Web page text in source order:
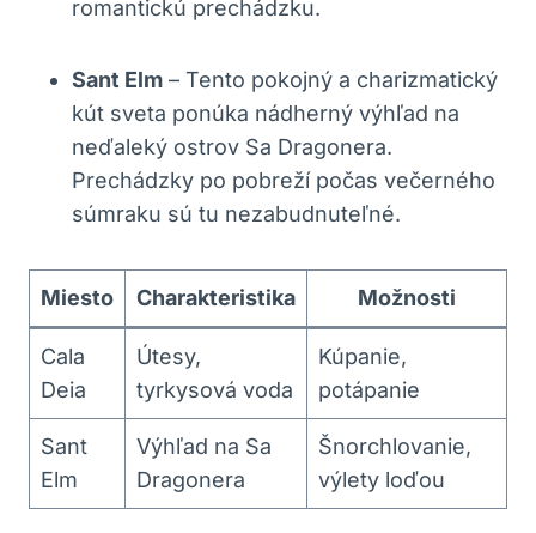
romantickú prechádzku.
Sant Elm – Tento pokojný a charizmatický
kút sveta ponúka nádherný výhľad na
neďaleký ostrov Sa Dragonera.
Prechádzky po pobreží počas večerného
súmraku sú tu nezabudnuteľné.
Miesto Charakteristika Možnosti
Cala
Deia
Útesy,
tyrkysová voda
Kúpanie,
potápanie
Sant
Elm
Výhľad na Sa
Dragonera
Šnorchlovanie,
výlety loďou